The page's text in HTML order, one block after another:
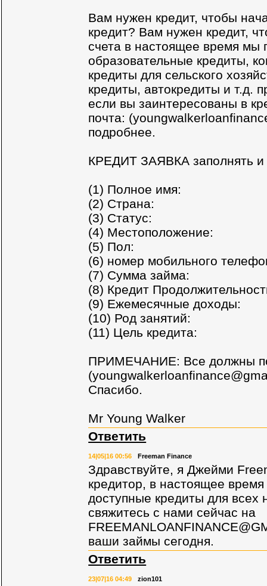
Вам нужен кредит, чтобы
кредит? Вам нужен кредит,
счета в настоящее время мы
образовательные кредиты,
кредиты для сельского
кредиты, автокредиты и т.д.
если вы заинтересованы в
почта:
подробнее.
КРЕДИТ ЗАЯВКА заполнять и
(1) Полное имя:
(2) Страна:
(3) Статус:
(4) Местоположение:
(5) Пол:
(6) номер мобильного
(7) Сумма займа:
(8) Кредит
(9) Ежемесячные доходы:
(10) Род занятий:
(11) Цель кредита:
ПРИМЕЧАНИЕ: Все должны
(
Спасибо.
Mr Young Walker
Ответить
14|05|16 00:56 Freeman Finance
Здравствуйте, я Джейми
кредитор, в настоящее
доступные кредиты для всех
свяжитесь с нами сейчас на
ваши займы сегодня.
Ответить
23|07|16 04:49 zion101